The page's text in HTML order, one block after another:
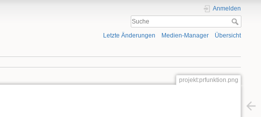
Anmelden
Letzte Änderungen Medien-Manager Übersicht
projekt:prfunktion.png